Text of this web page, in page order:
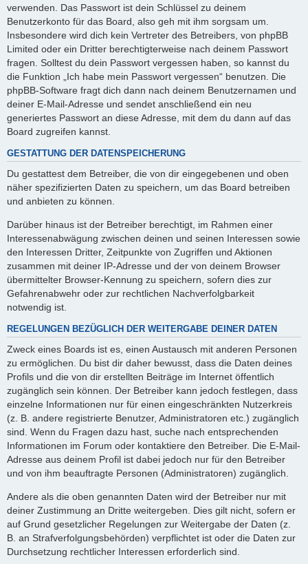
verwenden. Das Passwort ist dein Schlüssel zu deinem
Benutzerkonto für das Board, also geh mit ihm sorgsam um.
Insbesondere wird dich kein Vertreter des Betreibers, von phpBB
Limited oder ein Dritter berechtigterweise nach deinem Passwort
fragen. Solltest du dein Passwort vergessen haben, so kannst du
die Funktion „Ich habe mein Passwort vergessen“ benutzen. Die
phpBB-Software fragt dich dann nach deinem Benutzernamen und
deiner E-Mail-Adresse und sendet anschließend ein neu
generiertes Passwort an diese Adresse, mit dem du dann auf das
Board zugreifen kannst.
GESTATTUNG DER DATENSPEICHERUNG
Du gestattest dem Betreiber, die von dir eingegebenen und oben
näher spezifizierten Daten zu speichern, um das Board betreiben
und anbieten zu können.
Darüber hinaus ist der Betreiber berechtigt, im Rahmen einer
Interessenabwägung zwischen deinen und seinen Interessen sowie
den Interessen Dritter, Zeitpunkte von Zugriffen und Aktionen
zusammen mit deiner IP-Adresse und der von deinem Browser
übermittelter Browser-Kennung zu speichern, sofern dies zur
Gefahrenabwehr oder zur rechtlichen Nachverfolgbarkeit
notwendig ist.
REGELUNGEN BEZÜGLICH DER WEITERGABE DEINER DATEN
Zweck eines Boards ist es, einen Austausch mit anderen Personen
zu ermöglichen. Du bist dir daher bewusst, dass die Daten deines
Profils und die von dir erstellten Beiträge im Internet öffentlich
zugänglich sein können. Der Betreiber kann jedoch festlegen, dass
einzelne Informationen nur für einen eingeschränkten Nutzerkreis
(z. B. andere registrierte Benutzer, Administratoren etc.) zugänglich
sind. Wenn du Fragen dazu hast, suche nach entsprechenden
Informationen im Forum oder kontaktiere den Betreiber. Die E-Mail-
Adresse aus deinem Profil ist dabei jedoch nur für den Betreiber
und von ihm beauftragte Personen (Administratoren) zugänglich.
Andere als die oben genannten Daten wird der Betreiber nur mit
deiner Zustimmung an Dritte weitergeben. Dies gilt nicht, sofern er
auf Grund gesetzlicher Regelungen zur Weitergabe der Daten (z.
B. an Strafverfolgungsbehörden) verpflichtet ist oder die Daten zur
Durchsetzung rechtlicher Interessen erforderlich sind.